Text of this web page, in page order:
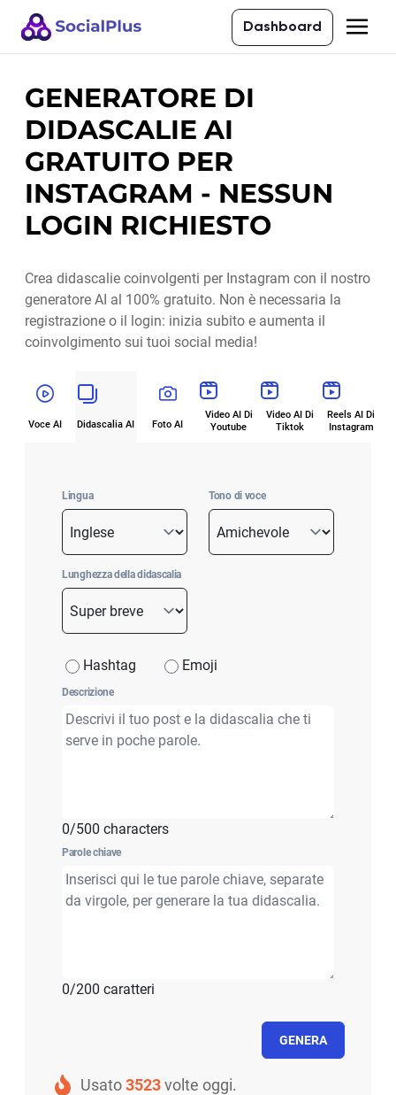
Dashboard
GENERATORE DI
DIDASCALIE AI
GRATUITO PER
INSTAGRAM - NESSUN
LOGIN RICHIESTO
Crea didascalie coinvolgenti per Instagram con il nostro
generatore AI al 100% gratuito. Non è necessaria la
registrazione o il login: inizia subito e aumenta il
coinvolgimento sui tuoi social media!
Voce AI Didascalia AI Foto AI
Video AI Di
Youtube
Video AI Di
Tiktok
Reels AI Di
Instagram
Lingua Tono di voce
Lunghezza della didascalia
Hashtag Emoji
Descrizione
0/500 characters
Parole chiave
0/200 caratteri
GENERA
Usato3523volte oggi.